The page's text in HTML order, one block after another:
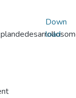
Down
load